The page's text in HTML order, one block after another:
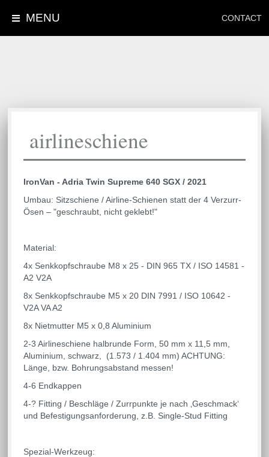
CONTACT
MENU
airlineschiene
IronVan - Adria Twin Supreme 640 SGX / 2021
Umbau: Sitzschiene / Airline-Schienen statt der 4 Verzurr-
Ösen – "geschraubt, nicht geklebt!"
Material:
4x Senkkopfschraube M8 x 25 - DIN 965 TX / ISO 14581 -
A2 V2A
8x Senkkopfschraube M5 x 20 DIN 7991 / ISO 10642 -
V2A VA A2
8x Nietmutter M5 x 0,8 Aluminium
2-3 Airlineschiene halbrunde Form, 50 mm x 11,5 mm,
Aluminium, schwarz, (1.573 / 1.404 mm) ACHTUNG:
Länge, bzw. Bohrungsabstand messen!
4-6 Endkappen
4-? Fitting / Beschläge / Zurrpunkte je nach ‚Geschmack‘
und Befestigungsanforderung, z.B. Single-Stud Fitting
Spezial-Werkzeug: